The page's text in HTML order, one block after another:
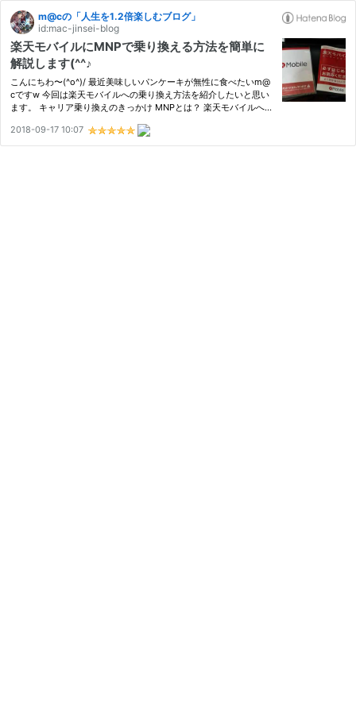
m@cの「人生を1.2倍楽しむブログ」
id:mac-jinsei-blog
楽天モバイルにMNPで乗り換える方法を簡単に
解説します(^^♪
こんにちわ〜(^o^)/ 最近美味しいパンケーキが無性に食べたいm@
cですw 今回は楽天モバイルへの乗り換え方法を紹介したいと思い
ます。 キャリア乗り換えのきっかけ MNPとは？ 楽天モバイルへ申
らの荷物 MNP開通手続きをします SIMカードをセット APNの設定
方…
2018-09-17 10:07